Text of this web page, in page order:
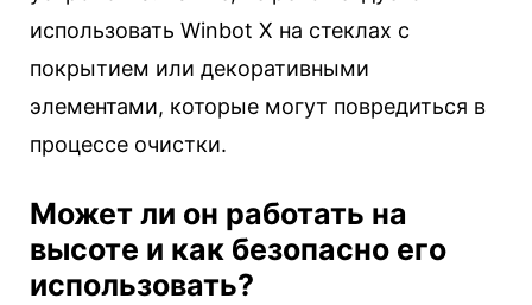
использовать Winbot X на стеклах с
покрытием или декоративными
элементами, которые могут повредиться в
процессе очистки.
Может ли он работать на
высоте и как безопасно его
использовать?